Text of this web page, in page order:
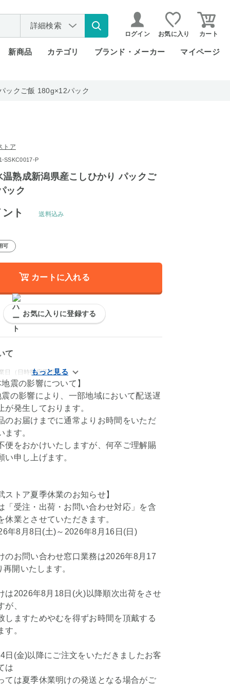
詳細検索
ログイン お気に入り カート
新商品 カテゴリ ブランド・メーカー マイページ
ックご飯 180g×12パック
トア
SSKC0017-P
温熟成新潟県産こしひかり パックご
ック
ト 送料込み
可
カートに入れる
お気に入りに登録する
て
日（日時指定不可）
震の影響について】
の影響により、一部地域において配送遅
が発生しております。
のお届けまでに通常よりお時間をいただ
ます。
便をおかけいたしますが、何卒ご理解賜
い申し上げます。
ストア夏季休業のお知らせ】
「受注・出荷・お問い合わせ対応」を含
休業とさせていただきます。
年8月8日(土)～2026年8月16日(日)
のお問い合わせ窓口業務は2026年8月17
開いたします。
2026年8月18日(火)以降順次出荷をさせ
が、
しますためやむを得ずお時間を頂戴する
す。
(金)以降にご注文をいただきましたお客
は
ては夏季休業明けの発送となる場合がご